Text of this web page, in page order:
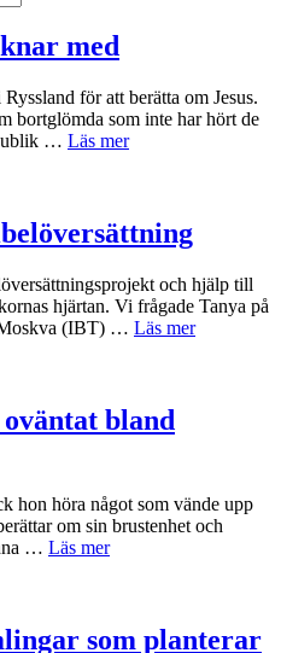
med
för att berätta om Jesus.
bortglömda som inte har hört de
… Läs mer
och hjälp till
hjärtan. Vi frågade Tanya på
(IBT) … Läs mer
bland
hon höra något som vände upp
om sin brustenhet och
… Läs mer
som planterar